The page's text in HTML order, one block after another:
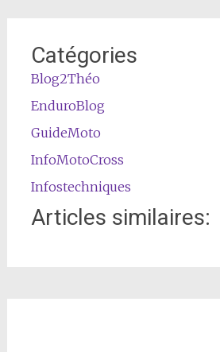
Catégories
Blog2Théo
EnduroBlog
GuideMoto
InfoMotoCross
Infostechniques
Articles similaires: